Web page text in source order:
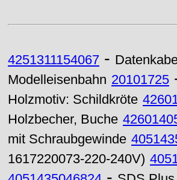
4251311154067 -
Modelleisenbahn 20101725
Holzmotiv: Schildkröte
Holzbecher, Buche
mit Schraubgewinde
1617220073-220-240V)